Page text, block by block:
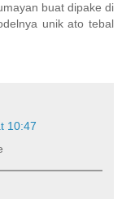
buat dipake di
unik ato tebal
10:47